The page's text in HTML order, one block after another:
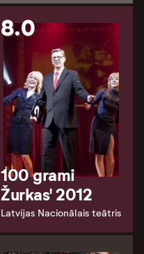
8.0
100 grami
Žurkas' 2012
Latvijas Nacionālais teātris